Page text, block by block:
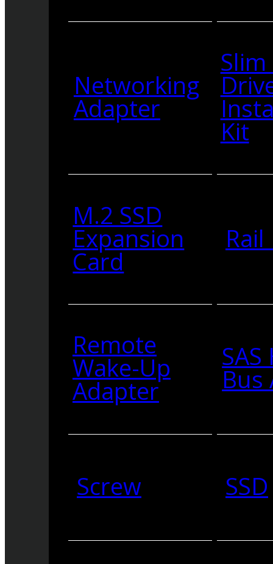
Networking
Adapter
Kit
M.2 SSD
Expansion
Card
Remote
Wake-Up
Adapter Bus
Screw SSD